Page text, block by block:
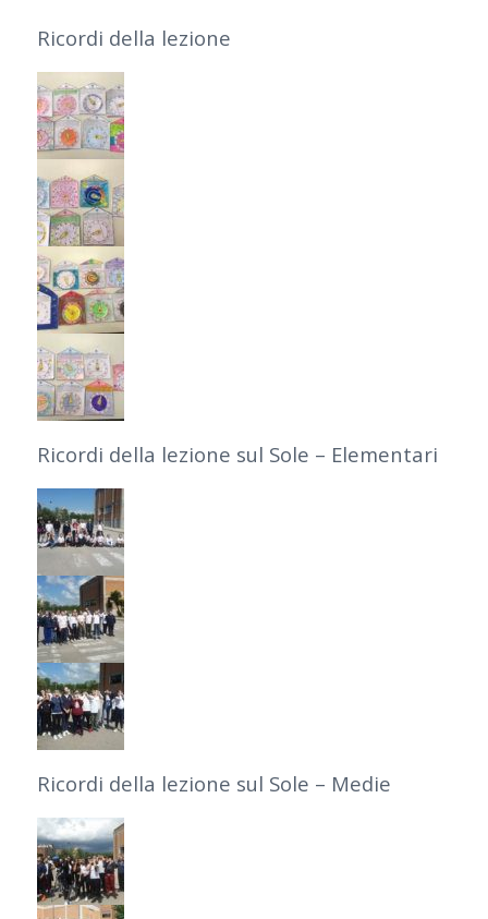
Ricordi della lezione
Ricordi della lezione sul Sole – Elementari
Ricordi della lezione sul Sole – Medie